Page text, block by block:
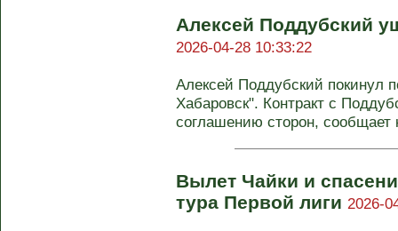
Алексей Поддубский
2026-04-28 10:33:22
Алексей Поддубский покинул
Хабаровск". Контракт с
соглашению сторон, сообщает
Вылет Чайки и
тура Первой лиги 2026-